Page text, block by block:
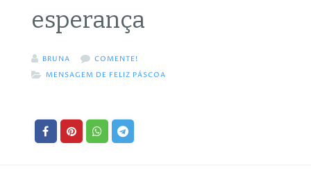
esperança
BRUNA
COMENTE!
MENSAGEM DE FELIZ PÁSCOA